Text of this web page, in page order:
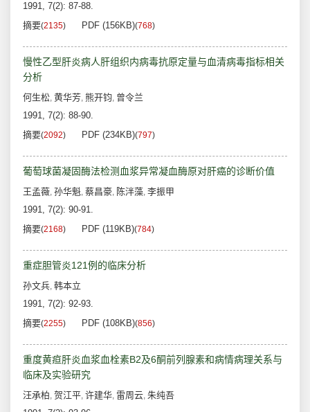
1991, 7(2): 87-88.
摘要(2135) PDF (156KB)(768)
慢性乙型肝炎病人肝组织内病毒抗原定量与血清病毒指标相关
分析
何生松, 黄华芳, 熊开钧, 曾令兰
1991, 7(2): 88-90.
摘要(2092) PDF (234KB)(797)
葡萄球菌凝固酶法检测血浆异常凝血酶原对肝癌的诊断价值
王孟薇, 孙华魁, 蔡昌豪, 陈泮藻, 李振甲
1991, 7(2): 90-91.
摘要(2168) PDF (119KB)(784)
重症胆管炎121例的临床分析
孙文兵, 韩本立
1991, 7(2): 92-93.
摘要(2255) PDF (108KB)(856)
重度黄疸肝炎血浆血栓素B2及6酮前列腺素和病情病理关系与
临床及实验研究
汪承柏, 贺江平, 许建华, 雷周云, 朱纯吾